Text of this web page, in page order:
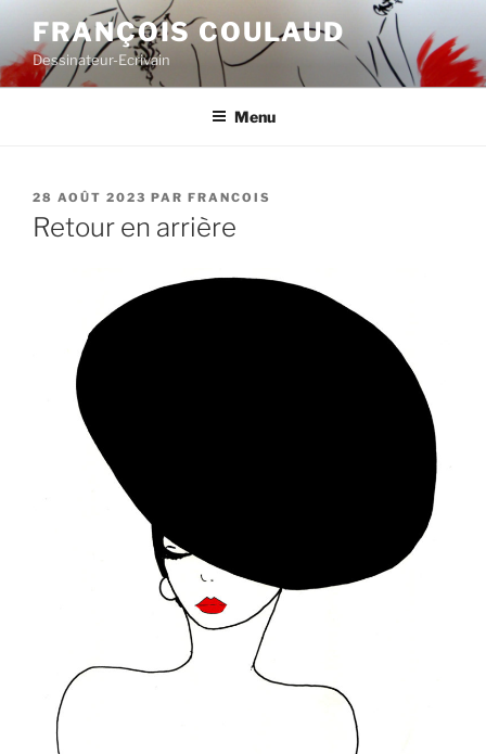
contenu
principal
FRANÇOIS COULAUD
Dessinateur-Ecrivain
Menu
PUBLIÉ
LE
28 AOÛT 2023 PAR FRANCOIS
Retour en arrière